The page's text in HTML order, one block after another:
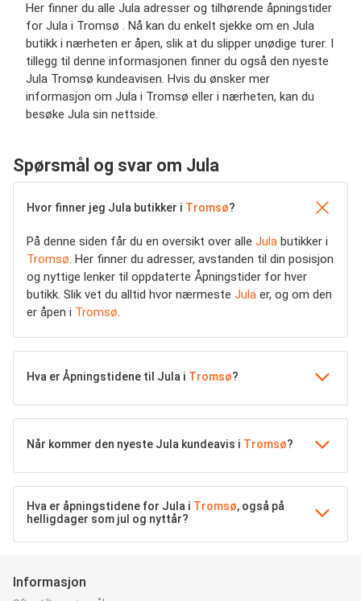
Her finner du alle Jula adresser og tilhørende åpningstider
for Jula i Tromsø . Nå kan du enkelt sjekke om en Jula
butikk i nærheten er åpen, slik at du slipper unødige turer. I
tillegg til denne informasjonen finner du også den nyeste
Jula Tromsø kundeavisen. Hvis du ønsker mer
informasjon om Jula i Tromsø eller i nærheten, kan du
besøke Jula sin nettside.
Spørsmål og svar om Jula
Hvor finner jeg Jula butikker i Tromsø?
På denne siden får du en oversikt over alle Jula butikker i
Tromsø. Her finner du adresser, avstanden til din posisjon
og nyttige lenker til oppdaterte Åpningstider for hver
butikk. Slik vet du alltid hvor nærmeste Jula er, og om den
er åpen i Tromsø.
Hva er Åpningstidene til Jula i Tromsø?
Når kommer den nyeste Jula kundeavis i Tromsø?
Hva er åpningstidene for Jula i Tromsø, også på
helligdager som jul og nyttår?
Informasjon